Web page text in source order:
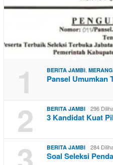
1 BERITA JAMBI,
Pansel Umumkan
2 BERITA JAMBI 296
3 Kandidat Kuat
BERITA JAMBI 284
Soal Seleksi